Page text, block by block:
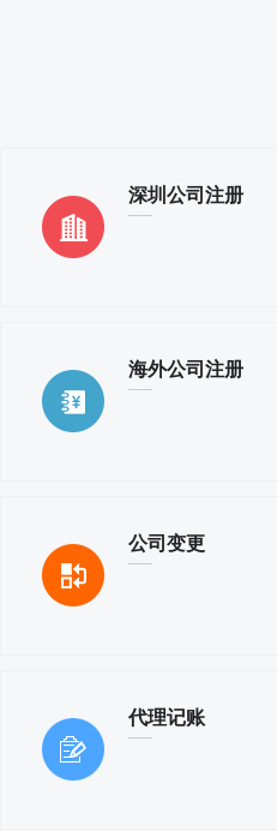
深圳公司注册
海外公司注册
公司变更
代理记账